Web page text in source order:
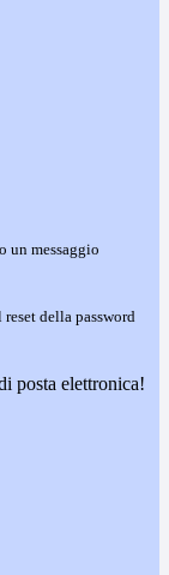
un messaggio
della password
posta elettronica!